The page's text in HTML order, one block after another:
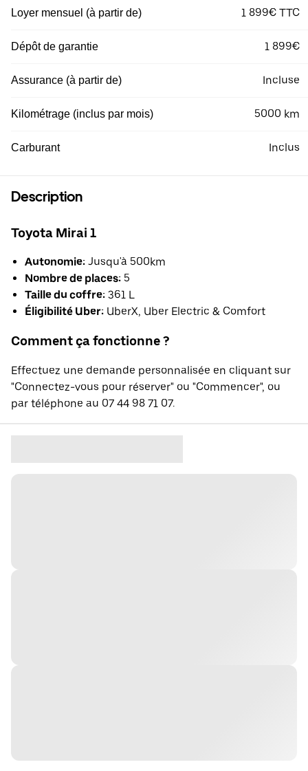
Loyer mensuel (à partir de) 1 899€ TTC
Dépôt de garantie 1 899€
Assurance (à partir de) Incluse
Kilométrage (inclus par mois) 5000 km
Carburant Inclus
Description
Toyota Mirai 1
Autonomie: Jusqu'à 500km
Nombre de places: 5
Taille du coffre: 361 L
Éligibilité Uber: UberX, Uber Electric & Comfort
Comment ça fonctionne ?
Effectuez une demande personnalisée en cliquant sur
"Connectez-vous pour réserver" ou "Commencer", ou
par téléphone au 07 44 98 71 07.